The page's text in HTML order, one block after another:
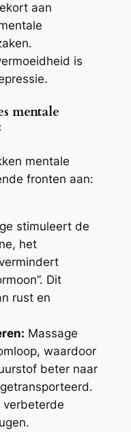
aan
is
mentale
mentale
fronten aan:
stimuleert de
het
Dit
rust en
Massage
waardoor
beter naar
verbeterde